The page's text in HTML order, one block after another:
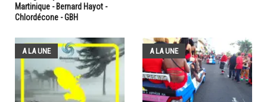
Martinique - Bernard Hayot -
Chlordécone - GBH
A LA UNE A LA UNE